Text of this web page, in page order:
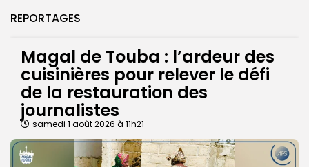
REPORTAGES
Magal de Touba : l’ardeur des
cuisinières pour relever le défi
de la restauration des
journalistes
samedi 1 août 2026 à 11h21